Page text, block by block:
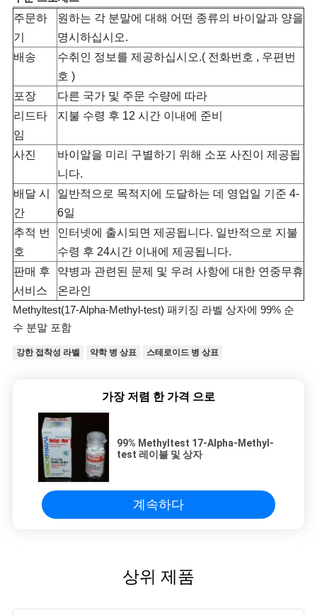
주문하
기
원하는 각 분말에 대해 어떤 종류의 바이알과 양을
명시하십시오.
배송
수취인 정보를 제공하십시오.( 전화번호 , 우편번
호 )
포장
다른 국가 및 주문 수량에 따라
리드타
임
지불 수령 후 12 시간 이내에 준비
사진
바이알을 미리 구별하기 위해 소포 사진이 제공됩
니다.
배달 시
간
일반적으로 목적지에 도달하는 데 영업일 기준 4-
6일
추적 번
호
인터넷에 출시되면 제공됩니다. 일반적으로 지불
수령 후 24시간 이내에 제공됩니다.
판매 후
서비스
약병과 관련된 문제 및 우려 사항에 대한 연중무휴
온라인
Methyltest(17-Alpha-Methyl-test) 패키징 라벨 상자에 99% 순
수 분말 포함
강한 접착성 라벨 약학 병 상표 스테로이드 병 상표
가장 저렴 한 가격 으로
99% Methyltest 17-Alpha-Methyl-
test 레이블 및 상자
계속하다
상위 제품